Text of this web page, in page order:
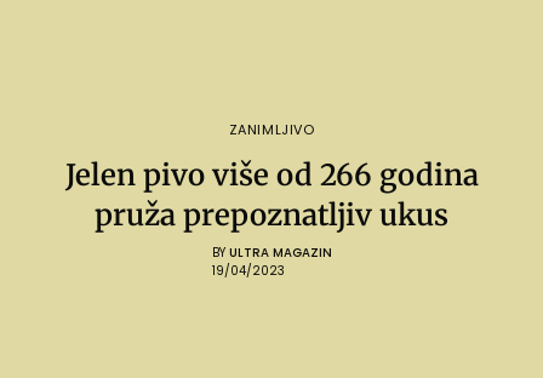
ZANIMLJIVO
Jelen pivo više od 266 godina
pruža prepoznatljiv ukus
BY ULTRA MAGAZIN
19/04/2023